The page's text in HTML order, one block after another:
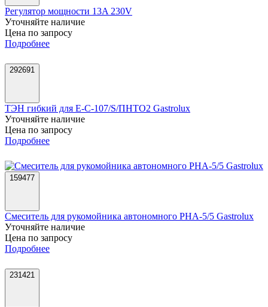
Регулятор мощности 13A 230V
Уточняйте наличие
Цена по запросу
Подробнее
292691
ТЭН гибкий для Е-С-107/S/ПНТО2 Gastrolux
Уточняйте наличие
Цена по запросу
Подробнее
159477
Смеситель для рукомойника автономного РНА-5/5 Gastrolux
Уточняйте наличие
Цена по запросу
Подробнее
231421